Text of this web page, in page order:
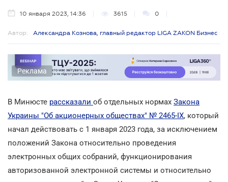
10 января 2023, 14:36 3615 0
Автор: Александра Кознова, главный редактор LIGA ZAKON Бизнес
Реклама
В Минюсте рассказали об отдельных нормах Закона
Украины "Об акционерных обществах" № 2465-IX, который
начал действовать с 1 января 2023 года, за исключением
положений Закона относительно проведения
электронных общих собраний, функционирования
авторизованной электронной системы и относительно